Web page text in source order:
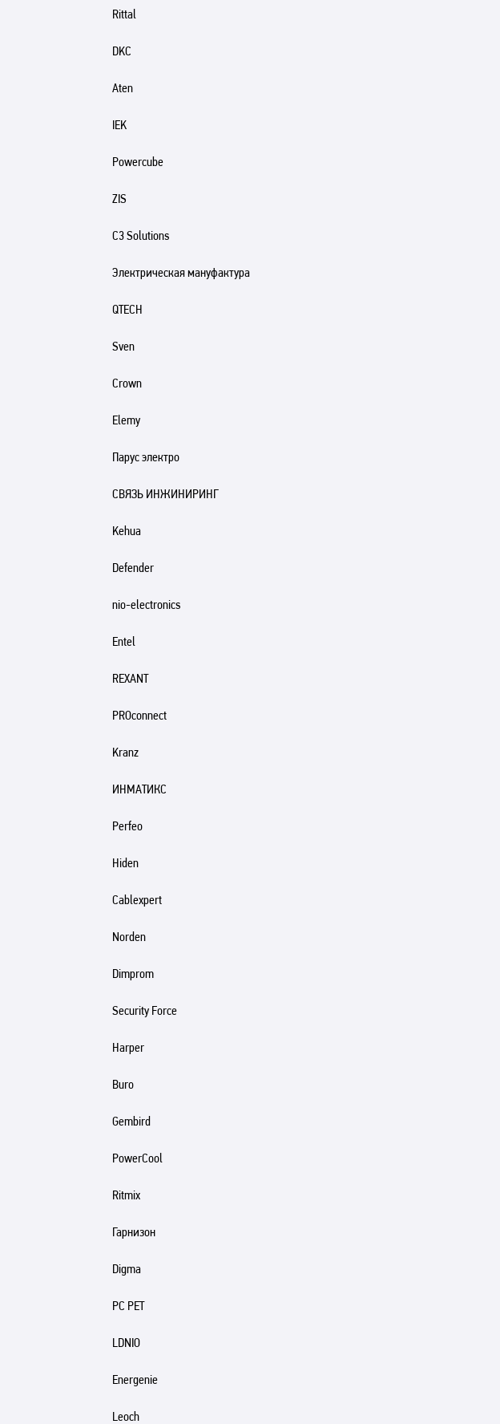
Rittal
DKC
Aten
IEK
Powercube
ZIS
C3 Solutions
Электрическая мануфактура
QTECH
Sven
Crown
Elemy
Парус электро
СВЯЗЬ ИНЖИНИРИНГ
Kehua
Defender
nio-electronics
Entel
REXANT
PROconnect
Kranz
ИНМАТИКС
Perfeo
Hiden
Cablexpert
Norden
Dimprom
Security Force
Harper
Buro
Gembird
PowerCool
Ritmix
Гарнизон
Digma
PC PET
LDNIO
Energenie
Leoch